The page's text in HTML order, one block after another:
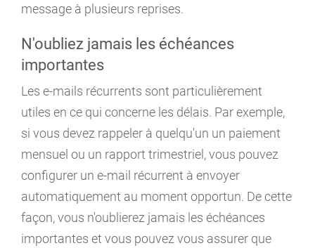
message à plusieurs reprises.
N'oubliez jamais les échéances
importantes
Les e-mails récurrents sont particulièrement
utiles en ce qui concerne les délais. Par exemple,
si vous devez rappeler à quelqu'un un paiement
mensuel ou un rapport trimestriel, vous pouvez
configurer un e-mail récurrent à envoyer
automatiquement au moment opportun. De cette
façon, vous n'oublierez jamais les échéances
importantes et vous pouvez vous assurer que